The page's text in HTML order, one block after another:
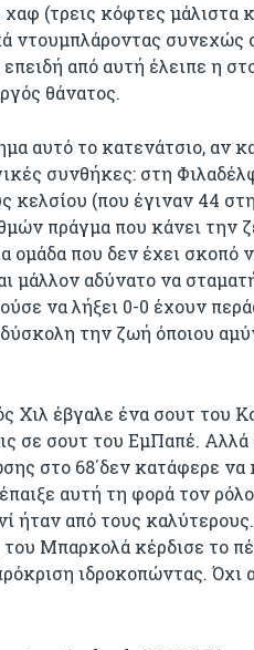
(τρεις κόφτες μάλιστα
ντουμπλάροντας
από αυτή έλειπε η
θάνατος.
αυτό το κατενάτσιο, αν
συνθήκες: στη
κελσίου (που έγιναν 44
πράγμα που κάνει την
ομάδα που δεν έχει σκοπό
μάλλον αδύνατο να
να λήξει 0-0 έχουν
την ζωή όποιου
Χιλ έβγαλε ένα σουτ του
σε σουτ του ΕμΠαπέ.
στο 68΄δεν κατάφερε να
αυτή τη φορά τον
ήταν από τους
Μπαρκολά κέρδισε το
ιδροκοπώντας.